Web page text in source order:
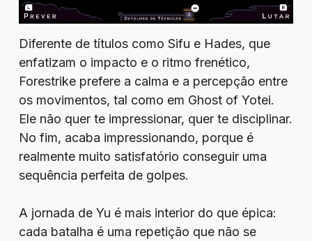
Diferente de títulos como Sifu e Hades, que
enfatizam o impacto e o ritmo frenético,
Forestrike prefere a calma e a percepção entre
os movimentos, tal como em Ghost of Yotei.
Ele não quer te impressionar, quer te disciplinar.
No fim, acaba impressionando, porque é
realmente muito satisfatório conseguir uma
sequência perfeita de golpes.
A jornada de Yu é mais interior do que épica:
cada batalha é uma repetição que não se